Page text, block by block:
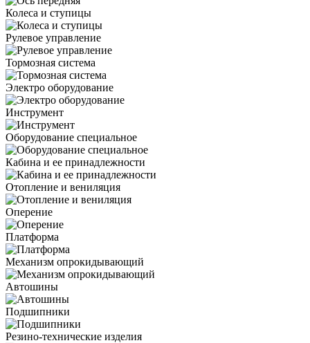
Колеса и ступицы
Рулевое управление
Тормозная система
Электро оборудование
Инструмент
Оборудование специальное
Кабина и ее принадлежности
Отопление и вениляция
Оперение
Платформа
Механизм опрокидывающий
Автошины
Подшипники
Резино-технические изделия